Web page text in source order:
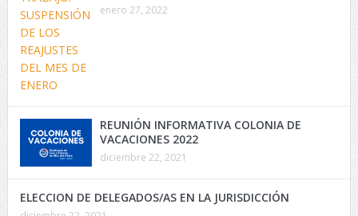
enero 27, 2022
REUNIÓN INFORMATIVA COLONIA DE
VACACIONES 2022
diciembre 22, 2021
ELECCION DE DELEGADOS/AS EN LA JURISDICCIÓN